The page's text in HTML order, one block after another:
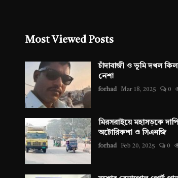
Most Viewed Posts
চাঁদাবাজী ও ভূমি দখল
নেশা
forhad Mar 18, 2025 0
মিরসরাইয়ে মহাসড়কে
অটোরিকশা ও সিএনজি
forhad Feb 20, 2025 0